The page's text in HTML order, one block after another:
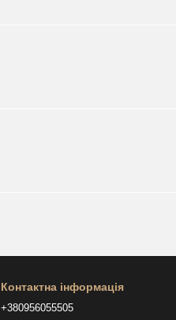
Контактна інформація
+380956055505